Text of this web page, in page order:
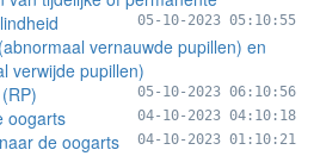
05-10-2023 05:10:55
vernauwde pupillen) en
verwijde pupillen)
05-10-2023 06:10:56
04-10-2023 04:10:18
oogarts
04-10-2023 01:10:21
de oogarts